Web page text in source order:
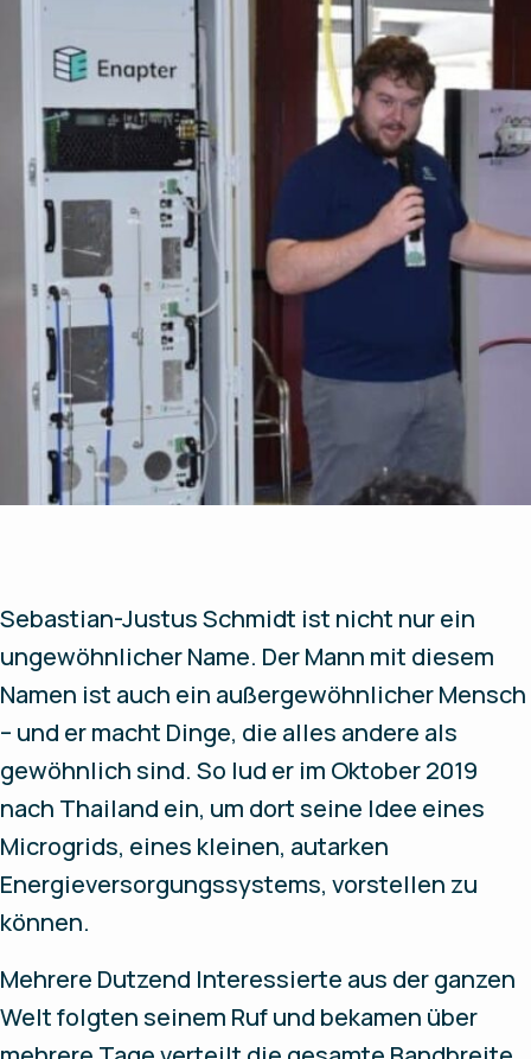
Sebastian-Justus Schmidt ist nicht nur ein
ungewöhnlicher Name. Der Mann mit diesem
Namen ist auch ein außergewöhnlicher Mensch
– und er macht Dinge, die alles andere als
gewöhnlich sind. So lud er im Oktober 2019
nach Thailand ein, um dort seine Idee eines
Microgrids, eines kleinen, autarken
Energieversorgungssystems, vorstellen zu
können.
Mehrere Dutzend Interessierte aus der ganzen
Welt folgten seinem Ruf und bekamen über